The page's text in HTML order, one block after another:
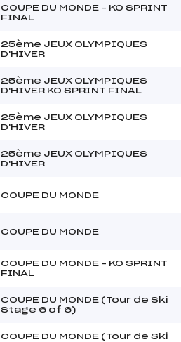
COUPE DU MONDE – KO SPRINT
FINAL
25ème JEUX OLYMPIQUES
D'HIVER
25ème JEUX OLYMPIQUES
D'HIVER KO SPRINT FINAL
25ème JEUX OLYMPIQUES
D'HIVER
25ème JEUX OLYMPIQUES
D'HIVER
COUPE DU MONDE
COUPE DU MONDE
COUPE DU MONDE – KO SPRINT
FINAL
COUPE DU MONDE (Tour de Ski
Stage 6 of 6)
COUPE DU MONDE (Tour de Ski